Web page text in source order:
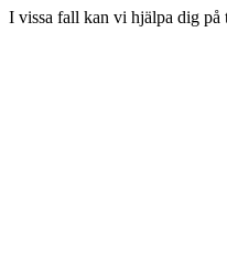
I vissa fall kan vi hjälpa dig på